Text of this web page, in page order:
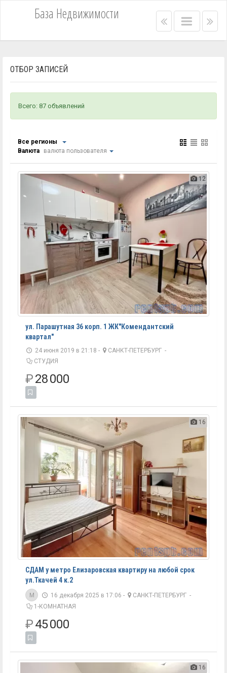
База Недвижимости Left
bar
Main
menu
Right
menu
bar
ОТБОР ЗАПИСЕЙ
Всего: 87 объявлений
Все регионы
Валюта
валюта пользователя
12
ул. Парашутная 36 корп. 1 ЖК"Комендантский
квартал"
24 июня 2019 в 21:18 - САНКТ-ПЕТЕРБУРГ -
СТУДИЯ
₽28 000
16
СДАМ у метро Елизаровская квартиру на любой срок
ул.Ткачей 4 к.2
M 16 декабря 2025 в 17:06 - САНКТ-ПЕТЕРБУРГ -
1-КОМНАТНАЯ
₽45 000
16